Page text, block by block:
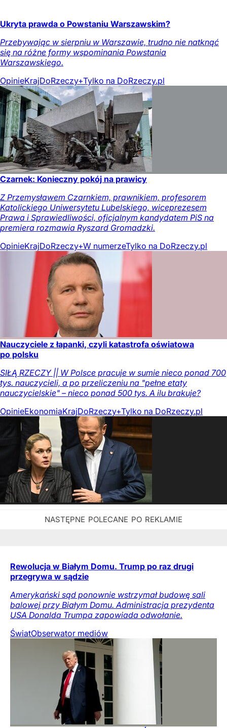
Ukryta prawda o Powstaniu Warszawskim?
Przebywając w sierpniu w Warszawie, trudno nie natknąć
się na różne formy wspominania Powstania
Warszawskiego.
OpinieKrajDoRzeczy+Tylko na DoRzeczy.pl
Czarnek: Konieczny pokój na prawicy
Z Przemysławem Czarnkiem, prawnikiem, profesorem
Katolickiego Uniwersytetu Lubelskiego, wiceprezesem
Prawa i Sprawiedliwości, oficjalnym kandydatem PiS na
premiera rozmawia Ryszard Gromadzki.
OpinieKrajDoRzeczy+W numerzeTylko na DoRzeczy.pl
Nauczyciele z łapanki, czyli katastrofa oświatowa
po polsku
SIŁĄ RZECZY || W Polsce pracuje w sumie nieco ponad 700
tys. nauczycieli, a po przeliczeniu na "pełne etaty
nauczycielskie" – nieco ponad 500 tys. A ilu brakuje?
OpinieEkonomiaKrajDoRzeczy+Tylko na DoRzeczy.pl
Rewolucja w Białym Domu. Trump po raz drugi
przegrywa w sądzie
Amerykański sąd ponownie wstrzymał budowę sali
balowej przy Białym Domu. Administracja prezydenta
USA Donalda Trumpa zapowiada odwołanie.
ŚwiatObserwator mediów